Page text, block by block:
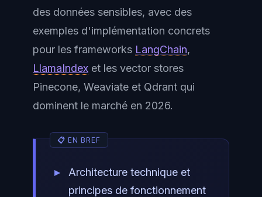
des données sensibles, avec des
exemples d'implémentation concrets
pour les frameworks LangChain,
LlamaIndex et les vector stores
Pinecone, Weaviate et Qdrant qui
dominent le marché en 2026.
Architecture technique et
principes de fonctionnement